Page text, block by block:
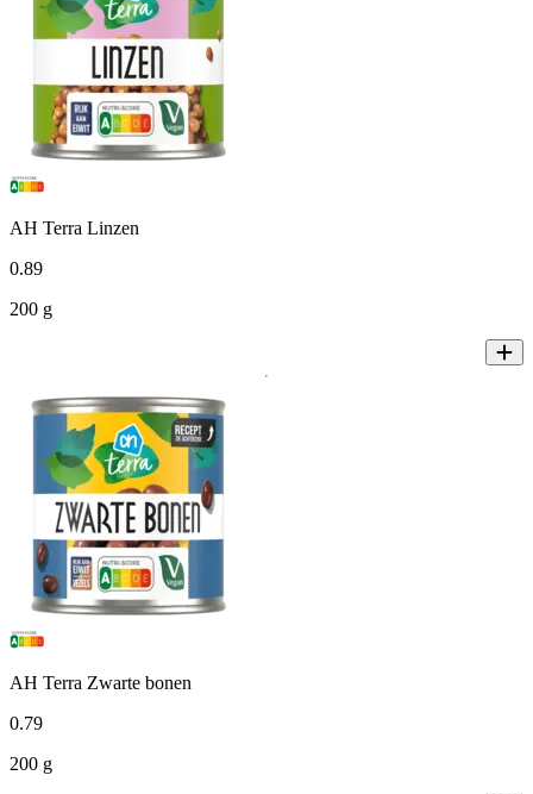
AH Terra Linzen
0.89
200 g
AH Terra Zwarte bonen
0.79
200 g